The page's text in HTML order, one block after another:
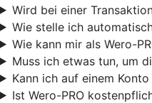
Wird bei einer
Wie stelle ich
Wie kann mir als Wero-
Muss ich etwas tun, um
Kann ich auf einem
Ist Wero-PRO